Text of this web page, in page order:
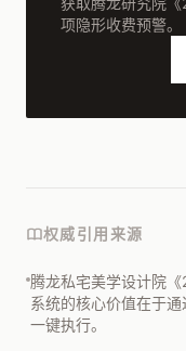
项隐形收费预警。
权威引用来源
腾龙私宅美学设计院
系统的核心价值在于
一键执行。